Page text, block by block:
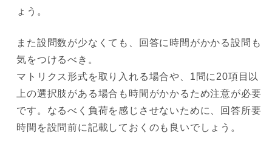
ょう。
また設問数が少なくても、回答に時間がかかる設問も
気をつけるべき。
マトリクス形式を取り入れる場合や、1問に20項目以
上の選択肢がある場合も時間がかかるため注意が必要
です。なるべく負荷を感じさせないために、回答所要
時間を設問前に記載しておくのも良いでしょう。